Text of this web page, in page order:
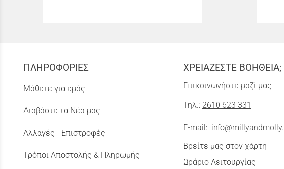
ΠΛΗΡΟΦΟΡΙΕΣ
Μάθετε για εμάς
Διαβάστε τα Νέα μας
Αλλαγές - Επιστροφές
Τρόποι Αποστολής & Πληρωμής
ΧΡΕΙΑΖΕΣΤΕ ΒΟΗΘΕΙΑ;
Επικοινωνήστε μαζί μας
Τηλ.: 2610 623 331
E-mail:
Βρείτε μας στον χάρτη
Ωράριο Λειτουργίας